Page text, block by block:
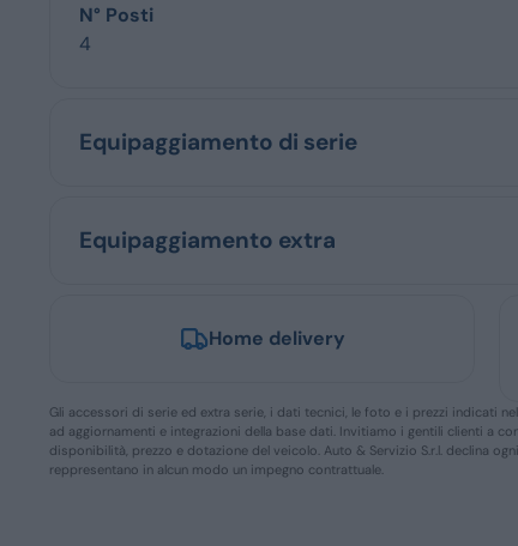
N° Posti
4
Equipaggiamento di serie
Equipaggiamento extra
Home delivery
Gli accessori di serie ed extra serie, i dati tecnici, le foto e i prezzi indicati
ad aggiornamenti e integrazioni della base dati. Invitiamo i gentili clienti a
disponibilità, prezzo e dotazione del veicolo. Auto & Servizio S.r.l. declina
reppresentano in alcun modo un impegno contrattuale.